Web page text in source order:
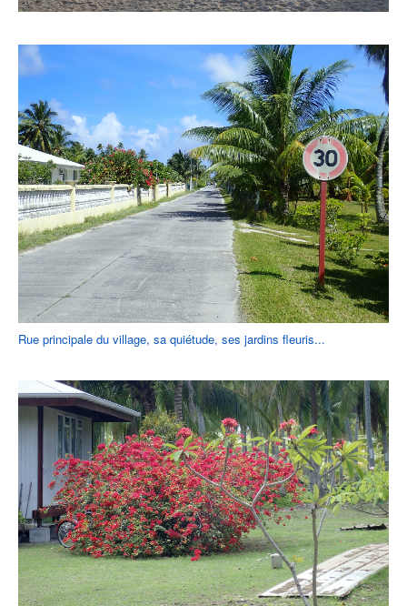
Rue principale du village, sa quiétude, ses jardins fleuris...